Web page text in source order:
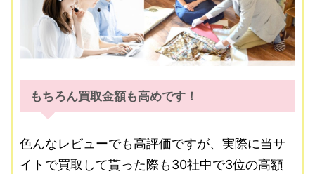
もちろん買取金額も高めです！
色んなレビューでも高評価ですが、実際に当サ
イトで買取して貰った際も30社中で3位の高額